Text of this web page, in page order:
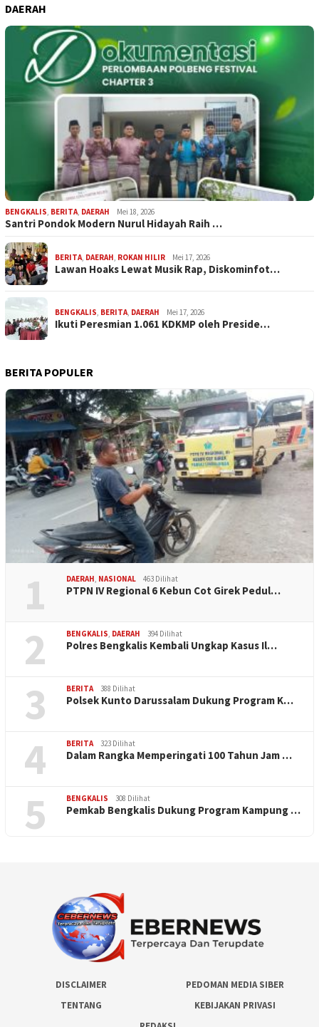
DAERAH
BENGKALIS BERITA DAERAH Mei 18, 2026
Santri Pondok Modern Nurul Hidayah Raih …
BERITA DAERAH ROKAN HILIR Mei 17, 2026
Lawan Hoaks Lewat Musik Rap, Diskominfot…
BENGKALIS BERITA DAERAH Mei 17, 2026
Ikuti Peresmian 1.061 KDKMP oleh Preside…
BERITA POPULER
1 DAERAH, NASIONAL 463 Dilihat
PTPN IV Regional 6 Kebun Cot Girek Pedul…
2 BENGKALIS, DAERAH 394 Dilihat
Polres Bengkalis Kembali Ungkap Kasus Il…
3 BERITA 388 Dilihat
Polsek Kunto Darussalam Dukung Program K…
4 BERITA 323 Dilihat
Dalam Rangka Memperingati 100 Tahun Jam …
5 BENGKALIS 308 Dilihat
Pemkab Bengkalis Dukung Program Kampung …
DISCLAIMER
PEDOMAN MEDIA SIBER
TENTANG
KEBIJAKAN PRIVASI